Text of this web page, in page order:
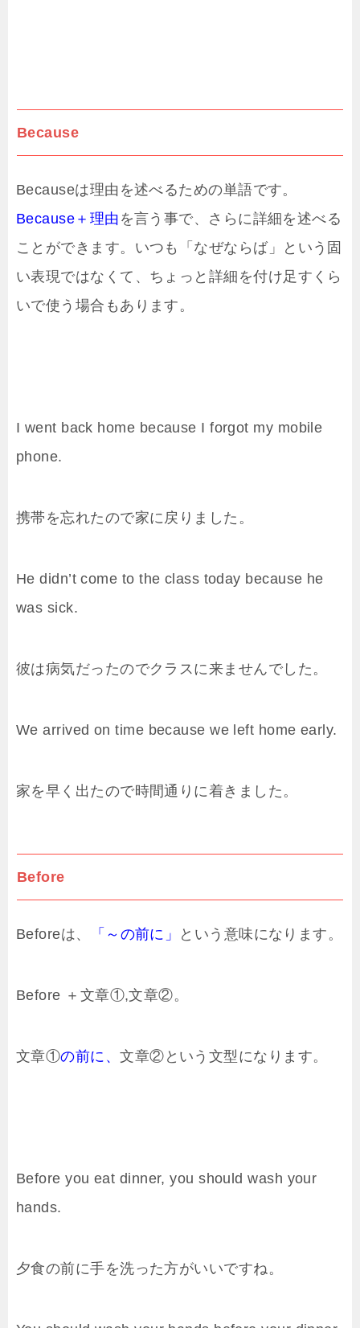
Because
Becauseは理由を述べるための単語です。
Because＋理由 を言う事で、さらに詳細を述べる
ことができます。いつも「なぜならば」という固
い表現ではなくて、ちょっと詳細を付け足すくら
いで使う場合もあります。
I went back home because I forgot my mobile
phone.
携帯を忘れたので家に戻りました。
He didn’t come to the class today because he
was sick.
彼は病気だったのでクラスに来ませんでした。
We arrived on time because we left home early.
家を早く出たので時間通りに着きました。
Before
Beforeは、 「～の前に」 という意味になります。
Before ＋文章①,文章②。
文章①の前に、文章②という文型になります。
Before you eat dinner, you should wash your
hands.
夕食の前に手を洗った方がいいですね。